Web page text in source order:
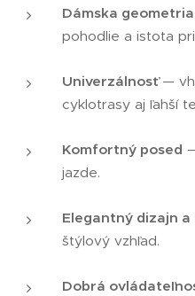
Dámska
pohodlie a istota
Univerzálnosť—
cyklotrasy aj ľahší
Komfortný posed
jazde.
Elegantný dizajn
štýlový vzhľad.
Dobrá